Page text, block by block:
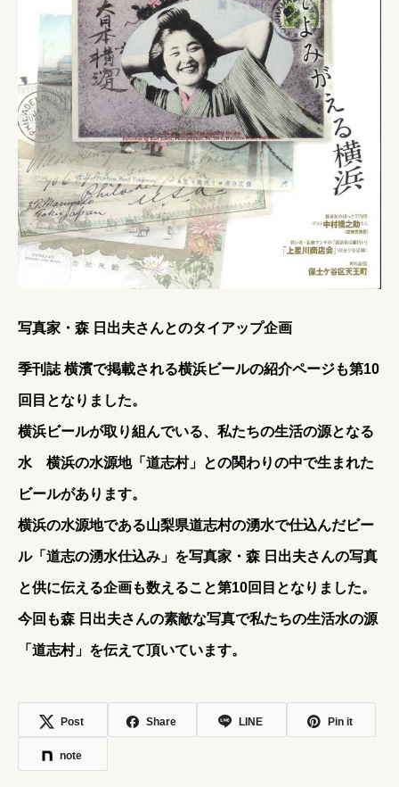
写真家・森 日出夫さんとのタイアップ企画
季刊誌 横濱で掲載される横浜ビールの紹介ページも第10
回目となりました。
横浜ビールが取り組んでいる、私たちの生活の源となる
水 横浜の水源地「道志村」との関わりの中で生まれた
ビールがあります。
横浜の水源地である山梨県道志村の湧水で仕込んだビー
ル「道志の湧水仕込み」 を写真家・森 日出夫さんの写真
と供に伝える企画も数えること第10回目となりました。
今回も森 日出夫さんの素敵な写真で私たちの生活水の源
「道志村」を伝えて頂いています。
Post Share LINE Pin it
note